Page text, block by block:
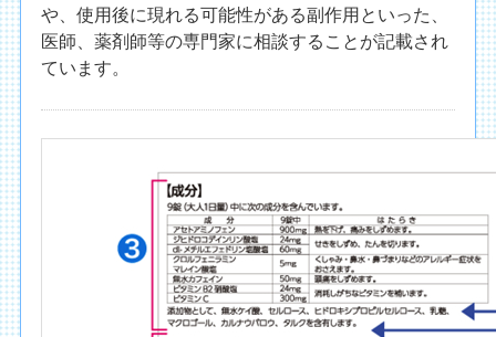
や、使用後に現れる可能性がある副作用といった、
医師、薬剤師等の専門家に相談することが記載され
ています。